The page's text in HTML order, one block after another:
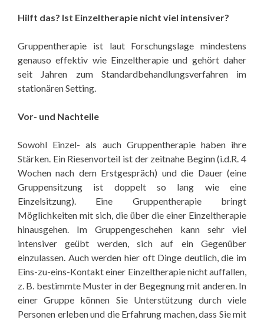
Hilft das? Ist Einzeltherapie nicht viel intensiver?
Gruppentherapie ist laut Forschungslage mindestens
genauso effektiv wie Einzeltherapie und gehört daher
seit Jahren zum Standardbehandlungsverfahren im
stationären Setting.
Vor- und Nachteile
Sowohl Einzel- als auch Gruppentherapie haben ihre
Stärken. Ein Riesenvorteil ist der zeitnahe Beginn (i.d.R. 4
Wochen nach dem Erstgespräch) und die Dauer (eine
Gruppensitzung ist doppelt so lang wie eine
Einzelsitzung). Eine Gruppentherapie bringt
Möglichkeiten mit sich, die über die einer Einzeltherapie
hinausgehen. Im Gruppengeschehen kann sehr viel
intensiver geübt werden, sich auf ein Gegenüber
einzulassen. Auch werden hier oft Dinge deutlich, die im
Eins-zu-eins-Kontakt einer Einzeltherapie nicht auffallen,
z. B. bestimmte Muster in der Begegnung mit anderen. In
einer Gruppe können Sie Unterstützung durch viele
Personen erleben und die Erfahrung machen, dass Sie mit